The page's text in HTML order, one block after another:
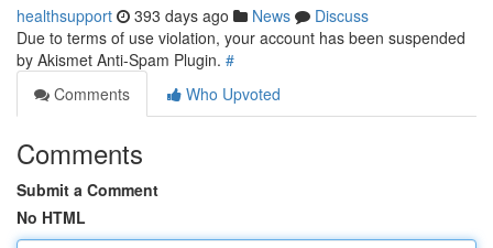
healthsupport 393 days ago News
Discuss
Due to terms of use violation, your account has been suspended
by Akismet Anti-Spam Plugin. #
Comments
Who Upvoted
Comments
Submit a Comment
No HTML